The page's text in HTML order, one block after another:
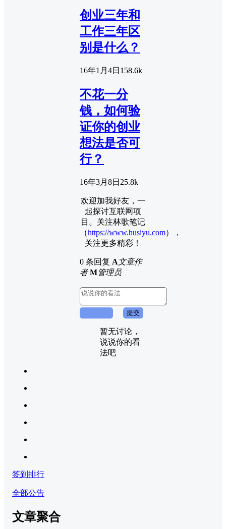
创业三年和
工作三年区
别是什么？
16年1月4日 158.6k
不花一分
钱，如何验
证你的创业
想法是否可
行？
16年3月8日 25.8k
欢迎加我好友，一
起探讨互联网项
目。关注林歌笔记
（https://www.husiyu.com），
关注更多精彩！
0 条回复 A文章作
者 M管理员
提交
暂无讨论，
说说你的看
法吧
签到排行
全部公告
文章聚合